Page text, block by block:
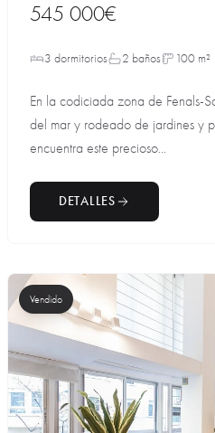
545 000€
3 dormitorios 2 baños 100 m²
En la codiciada zona de Fenals-
del mar y rodeado de jardines y
encuentra este precioso...
DETALLES
Vendido